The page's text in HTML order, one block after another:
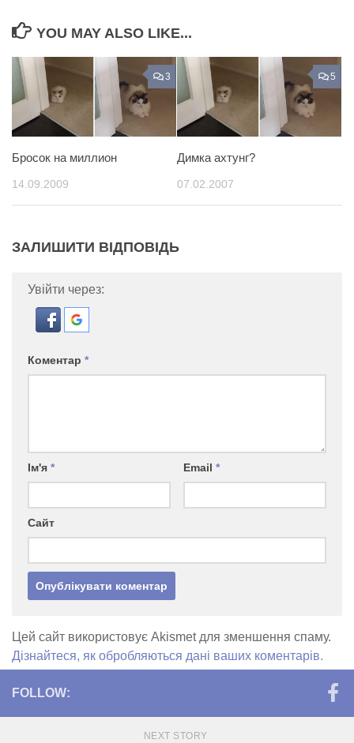
YOU MAY ALSO LIKE...
3
Бросок на миллион
14.09.2009
5
Димка ахтунг?
07.02.2007
ЗАЛИШИТИ ВІДПОВІДЬ
Увійти через:
Коментар *
Ім'я * Email *
Сайт
Цей сайт використовує Akismet для зменшення спаму.
Дізнайтеся, як обробляються дані ваших коментарів.
FOLLOW:
NEXT STORY